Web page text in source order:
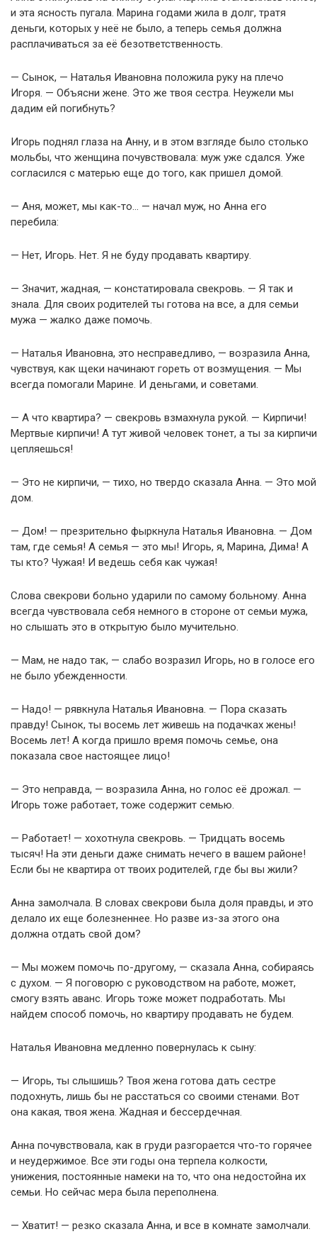
и эта ясность пугала. Марина годами жила в долг, тратя
деньги, которых у неё не было, а теперь семья должна
расплачиваться за её безответственность.
— Сынок, — Наталья Ивановна положила руку на плечо
Игоря. — Объясни жене. Это же твоя сестра. Неужели мы
дадим ей погибнуть?
Игорь поднял глаза на Анну, и в этом взгляде было столько
мольбы, что женщина почувствовала: муж уже сдался. Уже
согласился с матерью еще до того, как пришел домой.
— Аня, может, мы как-то… — начал муж, но Анна его
перебила:
— Нет, Игорь. Нет. Я не буду продавать квартиру.
— Значит, жадная, — констатировала свекровь. — Я так и
знала. Для своих родителей ты готова на все, а для семьи
мужа — жалко даже помочь.
— Наталья Ивановна, это несправедливо, — возразила Анна,
чувствуя, как щеки начинают гореть от возмущения. — Мы
всегда помогали Марине. И деньгами, и советами.
— А что квартира? — свекровь взмахнула рукой. — Кирпичи!
Мертвые кирпичи! А тут живой человек тонет, а ты за кирпичи
цепляешься!
— Это не кирпичи, — тихо, но твердо сказала Анна. — Это мой
дом.
— Дом! — презрительно фыркнула Наталья Ивановна. — Дом
там, где семья! А семья — это мы! Игорь, я, Марина, Дима! А
ты кто? Чужая! И ведешь себя как чужая!
Слова свекрови больно ударили по самому больному. Анна
всегда чувствовала себя немного в стороне от семьи мужа,
но слышать это в открытую было мучительно.
— Мам, не надо так, — слабо возразил Игорь, но в голосе его
не было убежденности.
— Надо! — рявкнула Наталья Ивановна. — Пора сказать
правду! Сынок, ты восемь лет живешь на подачках жены!
Восемь лет! А когда пришло время помочь семье, она
показала свое настоящее лицо!
— Это неправда, — возразила Анна, но голос её дрожал. —
Игорь тоже работает, тоже содержит семью.
— Работает! — хохотнула свекровь. — Тридцать восемь
тысяч! На эти деньги даже снимать нечего в вашем районе!
Если бы не квартира от твоих родителей, где бы вы жили?
Анна замолчала. В словах свекрови была доля правды, и это
делало их еще болезненнее. Но разве из-за этого она
должна отдать свой дом?
— Мы можем помочь по-другому, — сказала Анна, собираясь
с духом. — Я поговорю с руководством на работе, может,
смогу взять аванс. Игорь тоже может подработать. Мы
найдем способ помочь, но квартиру продавать не будем.
Наталья Ивановна медленно повернулась к сыну:
— Игорь, ты слышишь? Твоя жена готова дать сестре
подохнуть, лишь бы не расстаться со своими стенами. Вот
она какая, твоя жена. Жадная и бессердечная.
Анна почувствовала, как в груди разгорается что-то горячее
и неудержимое. Все эти годы она терпела колкости,
унижения, постоянные намеки на то, что она недостойна их
семьи. Но сейчас мера была переполнена.
— Хватит! — резко сказала Анна, и все в комнате замолчали.